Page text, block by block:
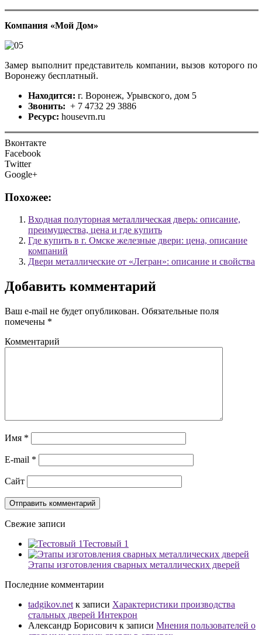
Компания «Мой Дом»
Замер выполнит представитель компании, вызов которого по
Воронежу бесплатный.
Находится: г. Воронеж, Урывского, дом 5
Звонить: + 7 4732 29 3886
Ресурс: housevrn.ru
Вконтакте
Facebook
Twitter
Google+
Похожее:
Входная полуторная металлическая дверь: описание,
преимущества, цена и где купить
Где купить в г. Омске железные двери: цена, описание
компаний
Двери металлические от «Легран»: описание и свойства
Добавить комментарий
Ваш e-mail не будет опубликован. Обязательные поля
помечены *
Комментарий
Имя *
E-mail *
Сайт
Свежие записи
Тестовый 1
Этапы изготовления сварных металлических дверей
Последние комментарии
tadgikov.net к записи Характеристики производства
стальных дверей Интекрон
Александр Борисович к записи Мнения пользователей о